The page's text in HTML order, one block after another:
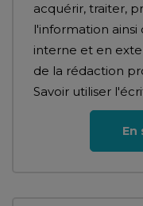
acquérir, traiter,
l'information
interne et en
de la rédaction
Savoir utiliser
En